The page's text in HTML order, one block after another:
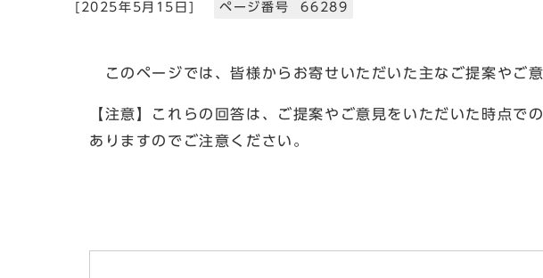
2025年5月15日 ページ番号 66289
このページでは、皆様からお寄せいただいた主なご提案やご
【注意】これらの回答は、ご提案やご意見をいただいた時点
ありますのでご注意ください。